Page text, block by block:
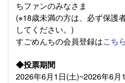
ちファンのみなさま
(※18歳未満の方は、必ず保護
してください。)
すごめんちの会員登録はこちら
◆投票期間
2026年6月1日(土)~2026年6月